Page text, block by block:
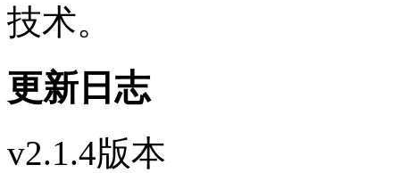
技术。
更新日志
v2.1.4版本